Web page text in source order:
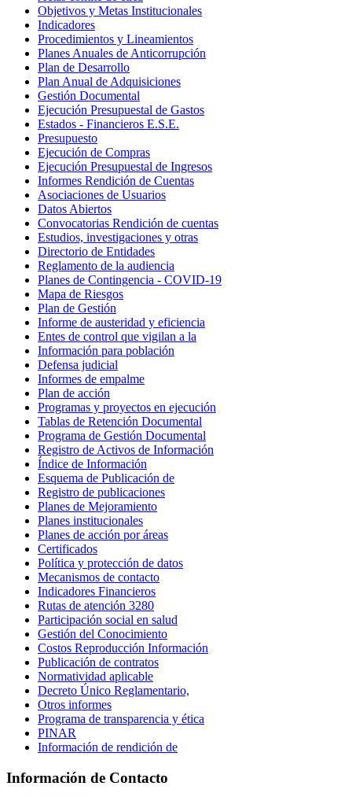
Objetivos y Metas Institucionales
Indicadores
Procedimientos y Lineamientos
Planes Anuales de Anticorrupción
Plan de Desarrollo
Plan Anual de Adquisiciones
Gestión Documental
Ejecución Presupuestal de Gastos
Estados - Financieros E.S.E.
Presupuesto
Ejecución de Compras
Ejecución Presupuestal de Ingresos
Informes Rendición de Cuentas
Asociaciones de Usuarios
Datos Abiertos
Convocatorias Rendición de cuentas
Estudios, investigaciones y otras
Directorio de Entidades
Reglamento de la audiencia
Planes de Contingencia - COVID-19
Mapa de Riesgos
Plan de Gestión
Informe de austeridad y eficiencia
Entes de control que vigilan a la
Información para población
Defensa judicial
Informes de empalme
Plan de acción
Programas y proyectos en ejecución
Tablas de Retención Documental
Programa de Gestión Documental
Registro de Activos de Información
Índice de Información
Esquema de Publicación de
Registro de publicaciones
Planes de Mejoramiento
Planes institucionales
Planes de acción por áreas
Certificados
Política y protección de datos
Mecanismos de contacto
Indicadores Financieros
Rutas de atención 3280
Participación social en salud
Gestión del Conocimiento
Costos Reproducción Información
Publicación de contratos
Normatividad aplicable
Decreto Único Reglamentario,
Otros informes
Programa de transparencia y ética
PINAR
Información de rendición de
Información de Contacto